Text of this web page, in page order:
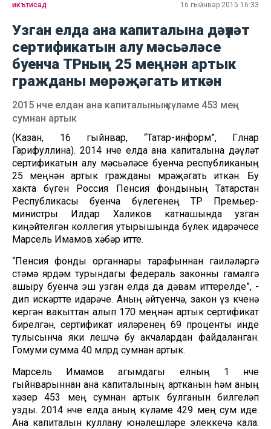
икътисад 16 гыйнвар 2015 16:33
Узган елда ана капиталына дәүләт
сертификатын алу мәсьәләсе
буенча ТРның 25 меңнән артык
гражданы мөрәҗәгать иткән
2015 нче елдан ана капиталының күләме 453 мең
сумнан артык
(Казан, 16 гыйнвар, “Татар-информ”, Гөлнар
Гарифуллина). 2014 нче елда ана капиталына дәүләт
сертификатын алу мәсьәләсе буенча республиканың
25 меңнән артык гражданы мөрәҗәгать иткән. Бу
хакта бүген Россия Пенсия фондының Татарстан
Республикасы буенча бүлегенең ТР Премьер-
министры Илдар Халиков катнашында узган
киңәйтелгән коллегия утырышында бүлек идарәчесе
Марсель Имамов хәбәр итте.
“Пенсия фонды органнары тарафыннан гаиләләргә
өстәмә ярдәм турындагы федераль законны гамәлгә
ашыру буенча эш узган елда да дәвам иттерелде”, -
дип искәртте идарәче. Аның әйтүенчә, закон үз көченә
кергән вакыттан алып 170 меңнән артык сертификат
бирелгән, сертификат ияләренең 69 проценты инде
тулысынча яки өлешчә бу акчалардан файдаланган.
Гомуми сумма 40 млрд сумнан артык.
Марсель Имамов агымдагы елның 1 нче
гыйнварыннан ана капиталының артканын һәм аның
хәзер 453 мең сумнан артык булганын билгеләп
узды. 2014 нче елда аның күләме 429 мең сум иде.
Ана капиталын куллану юнәлешләре элеккечә кала: